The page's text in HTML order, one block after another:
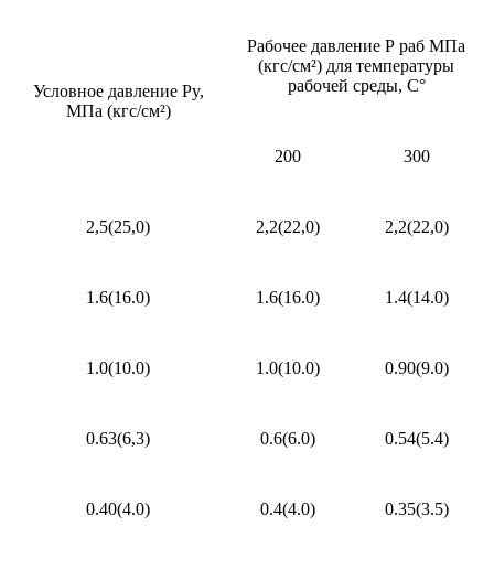
Условное давление Рy,
МПа (кгс/см²)
Рабочее давление Р раб МПа
(кгс/см²) для температуры
рабочей среды, С°
200 300
2,5(25,0) 2,2(22,0) 2,2(22,0)
1.6(16.0) 1.6(16.0) 1.4(14.0)
1.0(10.0) 1.0(10.0) 0.90(9.0)
0.63(6,3) 0.6(6.0) 0.54(5.4)
0.40(4.0) 0.4(4.0) 0.35(3.5)